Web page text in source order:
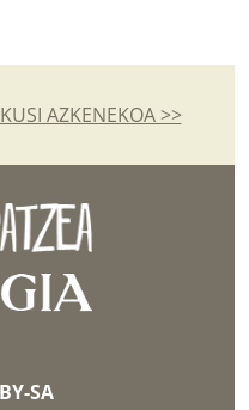
AZKENEKOA >>
SA